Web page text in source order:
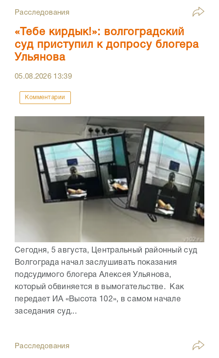
Расследования
«Тебе кирдык!»: волгоградский
суд приступил к допросу блогера
Ульянова
05.08.2026 13:39
Комментарии
Сегодня, 5 августа, Центральный районный суд
Волгограда начал заслушивать показания
подсудимого блогера Алексея Ульянова,
который обвиняется в вымогательстве. Как
передает ИА «Высота 102», в самом начале
заседания суд...
Расследования